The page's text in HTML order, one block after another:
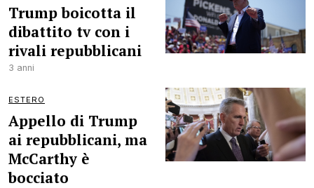
Trump boicotta il
dibattito tv con i
rivali repubblicani
3 anni
ESTERO
Appello di Trump
ai repubblicani, ma
McCarthy è
bocciato